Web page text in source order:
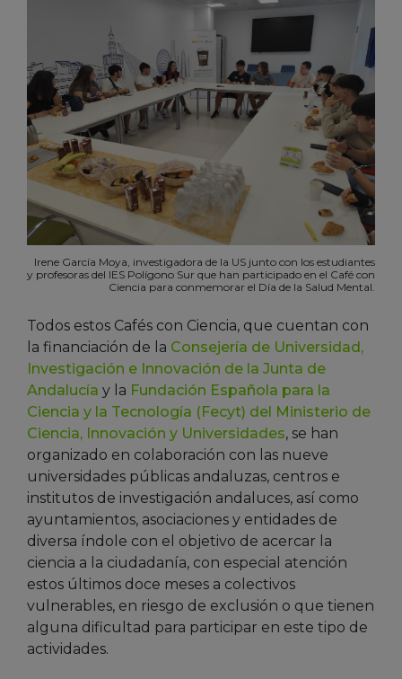
Irene García Moya, investigadora de la US junto con los estudiantes
y profesoras del IES Polígono Sur que han participado en el Café con
Ciencia para conmemorar el Día de la Salud Mental.
Todos estos Cafés con Ciencia, que cuentan con
la financiación de la Consejería de Universidad,
Investigación e Innovación de la Junta de
Andalucía y la Fundación Española para la
Ciencia y la Tecnología (Fecyt) del Ministerio de
Ciencia, Innovación y Universidades, se han
organizado en colaboración con las nueve
universidades públicas andaluzas, centros e
institutos de investigación andaluces, así como
ayuntamientos, asociaciones y entidades de
diversa índole con el objetivo de acercar la
ciencia a la ciudadanía, con especial atención
estos últimos doce meses a colectivos
vulnerables, en riesgo de exclusión o que tienen
alguna dificultad para participar en este tipo de
actividades.